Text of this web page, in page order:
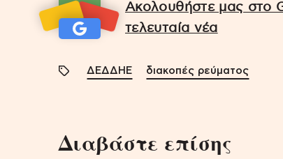
Ακολουθήστε μας στο
τελευταία νέα
ΔΕΔΔΗΕ διακοπές ρεύματος
Διαβάστε επίσης